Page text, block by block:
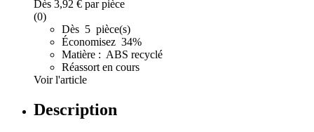
Dès 3,92 € par pièce
(0)
Dès 5 pièce(s)
Économisez 34%
Matière : ABS recyclé
Réassort en cours
Voir l'article
Description